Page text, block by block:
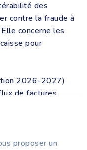
proposer un
des
contre la fraude à
concerne les
pour
2026-2027)
de factures
échanges B2B et
ces deux